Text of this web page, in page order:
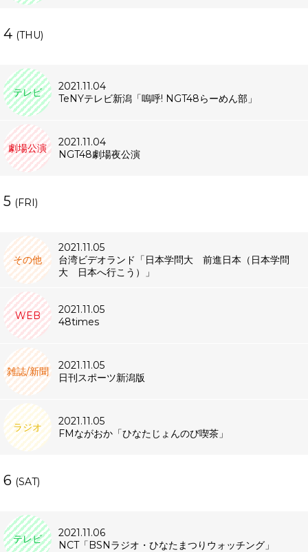
4 (THU)
テレビ
2021.11.04
TeNYテレビ新潟「嗚呼! NGT48らーめん部」
劇場公演
2021.11.04
NGT48劇場夜公演
5 (FRI)
その他
2021.11.05
台湾ビデオランド「日本学問大 前進日本（日本学問
大 日本へ行こう）」
WEB
2021.11.05
48times
雑誌/新聞
2021.11.05
日刊スポーツ新潟版
ラジオ
2021.11.05
FMながおか「ひなたじょんのび喫茶」
6 (SAT)
テレビ
2021.11.06
NCT「BSNラジオ・ひなたまつりウォッチング」